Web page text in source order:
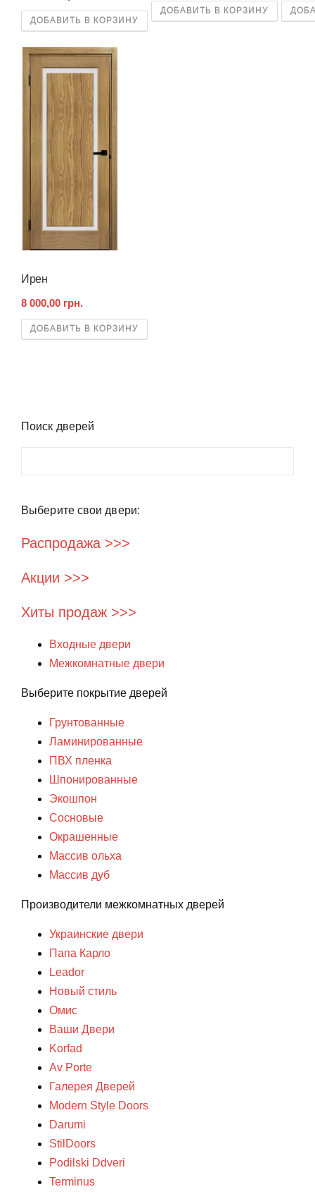
ДОБАВИТЬ В КОРЗИНУ
ДОБАВИТЬ В КОРЗИНУ
Ирен
8 000,00 грн.
ДОБАВИТЬ В КОРЗИНУ
Поиск дверей
Выберите свои двери:
Распродажа >>>
Акции >>>
Хиты продаж >>>
Входные двери
Межкомнатные двери
Выберите покрытие дверей
Грунтованные
Ламинированные
ПВХ пленка
Шпонированные
Экошпон
Сосновые
Окрашенные
Массив ольха
Массив дуб
Производители межкомнатных дверей
Украинские двери
Папа Карло
Leador
Новый стиль
Омис
Ваши Двери
Korfad
Av Porte
Галерея Дверей
Modern Style Doors
Darumi
StilDoors
Podilski Ddveri
Terminus